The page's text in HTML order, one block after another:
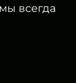
всегда